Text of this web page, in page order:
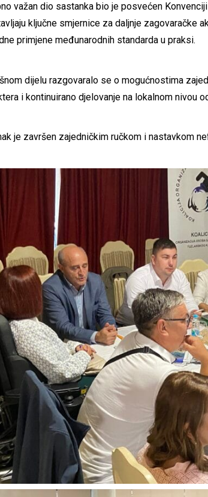
važan dio sastanka bio je posvećen
ključne smjernice za daljnje zagovaračke
primjene međunarodnih standarda u praksi.
dijelu razgovaralo se o mogućnostima
i kontinuirano djelovanje na lokalnom nivou
je završen zajedničkim ručkom i nastavkom